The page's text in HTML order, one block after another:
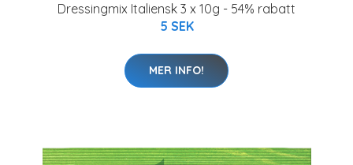
Dressingmix Italiensk 3 x 10g - 54% rabatt
5 SEK
MER INFO!